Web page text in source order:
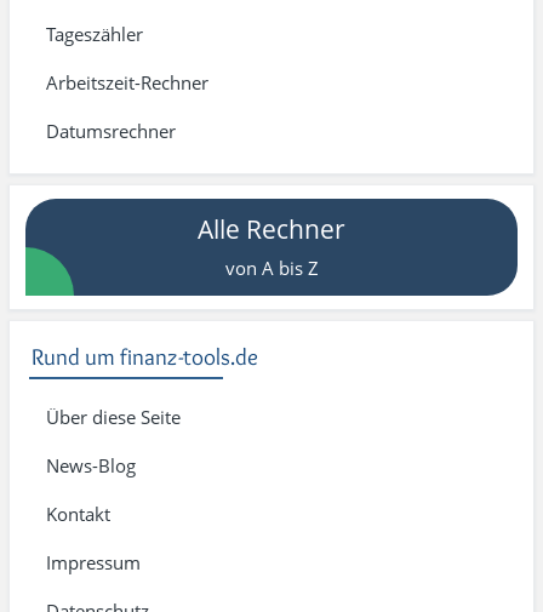
Tageszähler
Arbeitszeit-Rechner
Datumsrechner
Alle Rechner
von A bis Z
Rund um finanz-tools.de
Über diese Seite
News-Blog
Kontakt
Impressum